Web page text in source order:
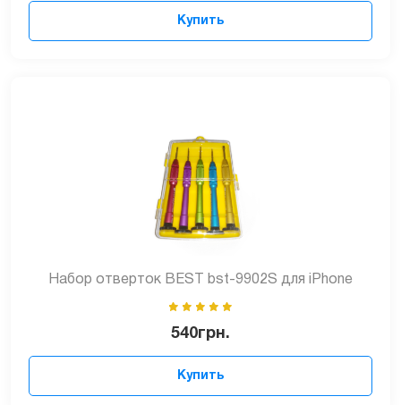
Купить
Набор отверток BEST bst-9902S для iPhone
540грн.
Купить